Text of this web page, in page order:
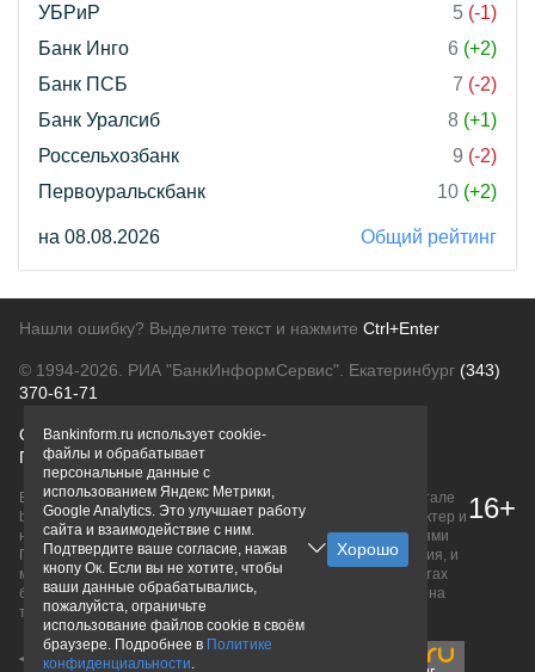
УБРиР
5 (-1)
Банк Инго
6 (+2)
Банк ПСБ
7 (-2)
Банк Уралсиб
8 (+1)
Россельхозбанк
9 (-2)
Первоуральскбанк
10 (+2)
на 08.08.2026 Общий рейтинг
Нашли ошибку? Выделите текст и нажмите Ctrl+Enter
© 1994-2026. РИА "БанкИнформСервис". Екатеринбург (343)
370-61-71
О проектеПолитика конфиденциальности
Правовая информацияДля рекламодателей
Вся информация о продуктах банков, размещенная на портале
bankinform.ru, носит исключительно ознакомительный характер и
не является публичной офертой, определяемой положениями
ГК РФ. Информация не содержит точного и полного описания, и
может быть изменена. Конечные условия уточняйте на сайтах
банков или при личном обращении. Исключительное право на
товарные знаки принадлежит их правообладателям.
16+
Bankinform.ru использует cookie-
файлы и обрабатывает
персональные данные с
использованием Яндекс Метрики,
Google Analytics. Это улучшает работу
сайта и взаимодействие с ним.
Подтвердите ваше согласие, нажав
кнопу Ок. Если вы не хотите, чтобы
ваши данные обрабатывались,
пожалуйста, ограничьте
использование файлов cookie в своём
браузере. Подробнее в Политике
конфиденциальности.